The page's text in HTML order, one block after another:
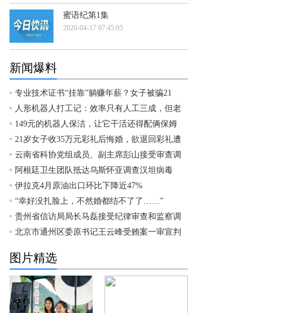
蜜语纪第1集
2026-04-17 07:45:05
新闻爆料
专业技术证书“挂靠”躺赚年薪？女子被骗21
人形机器人打工记：效率只有人工三成，但老
149元的机器人保洁，让它干活还得配俩保姆
21岁女子收35万元彩礼后悔婚，欲退回彩礼遭
云南省科协党组成员、副主席彭山接受审查调
阿根廷卫生团队抵达乌斯怀亚调查汉坦病毒
伊拉克4月原油出口环比下降近47%
“幸好没扎脸上，不然婚都结不了了……”
贵州省信访局局长马磊接受纪律审查和监察调
北京市通州区委原书记王云峰受贿案一审宣判
图片精选